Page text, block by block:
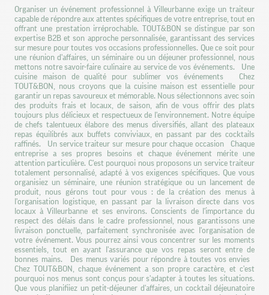
Organiser un événement professionnel à Villeurbanne exige un traiteur
capable de répondre aux attentes spécifiques de votre entreprise, tout en
offrant une prestation irréprochable. TOUT&BON se distingue par son
expertise B2B et son approche personnalisée, garantissant des services
sur mesure pour toutes vos occasions professionnelles. Que ce soit pour
une réunion d'affaires, un séminaire ou un déjeuner professionnel, nous
mettons notre savoir-faire culinaire au service de vos événements. Une
cuisine maison de qualité pour sublimer vos événements Chez
TOUT&BON, nous croyons que la cuisine maison est essentielle pour
garantir un repas savoureux et mémorable. Nous sélectionnons avec soin
des produits frais et locaux, de saison, afin de vous offrir des plats
toujours plus délicieux et respectueux de l'environnement. Notre équipe
de chefs talentueux élabore des menus diversifiés, allant des plateaux
repas équilibrés aux buffets conviviaux, en passant par des cocktails
raffinés. Un service traiteur sur mesure pour chaque occasion Chaque
entreprise a ses propres besoins et chaque événement mérite une
attention particulière. C'est pourquoi nous proposons un service traiteur
totalement personnalisé, adapté à vos exigences spécifiques. Que vous
organisiez un séminaire, une réunion stratégique ou un lancement de
produit, nous gérons tout pour vous : de la création des menus à
l'organisation logistique, en passant par la livraison directe dans vos
locaux à Villeurbanne et ses environs. Conscients de l'importance du
respect des délais dans le cadre professionnel, nous garantissons une
livraison ponctuelle, parfaitement synchronisée avec l'organisation de
votre événement. Vous pourrez ainsi vous concentrer sur les moments
essentiels, tout en ayant l'assurance que vos repas seront entre de
bonnes mains. Des menus variés pour répondre à toutes vos envies
Chez TOUT&BON, chaque événement a son propre caractère, et c'est
pourquoi nos menus sont conçus pour s'adapter à toutes les situations.
Que vous planifiiez un petit-déjeuner d'affaires, un cocktail déjeunatoire